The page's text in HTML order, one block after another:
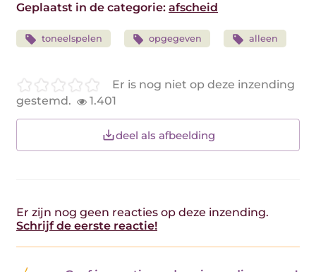
Geplaatst in de categorie: afscheid
toneelspelen opgegeven alleen
Er is nog niet op deze inzending
gestemd.
1.401
deel als afbeelding
Er zijn nog geen reacties op deze inzending.
Schrijf de eerste reactie!